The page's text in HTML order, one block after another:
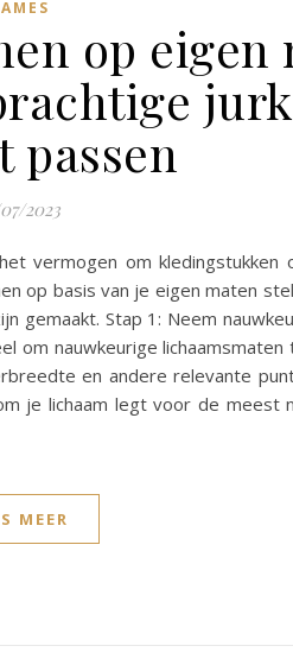
op eigen
passen
2023
vermogen om kledingstukken
op basis van je eigen maten
gemaakt. Stap 1: Neem
nauwkeurige lichaamsmaten
en andere relevante
je lichaam legt voor de meest
MEER